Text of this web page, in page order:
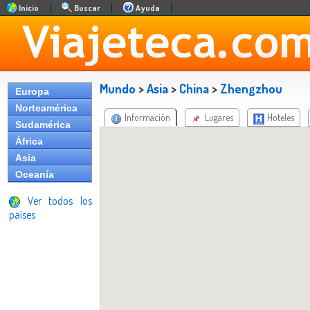
Inicio Buscar Ayuda
Europa
Norteamérica
Sudamérica
África
Asia
Oceanía
Ver todos los
países
Mundo >Asia > China > Zhengzhou
Información Lugares Hoteles